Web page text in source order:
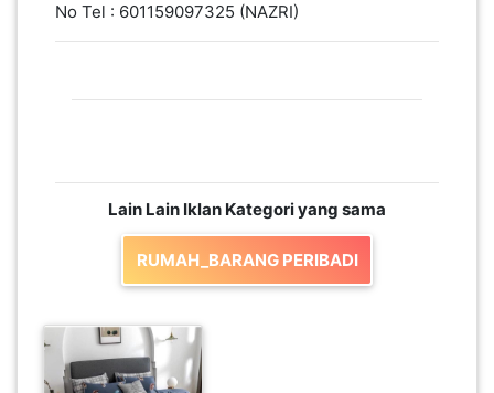
No Tel : 601159097325 (NAZRI)
Lain Lain Iklan Kategori yang sama
RUMAH_BARANG PERIBADI